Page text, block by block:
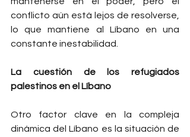
conflicto aún está lejos de resolverse,
lo que mantiene al Líbano en una
constante inestabilidad.
La cuestión de los refugiados
palestinos en el Líbano
Otro factor clave en la compleja
dinámica del Líbano es la situación de